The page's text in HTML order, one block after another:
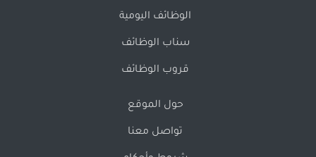
الوظائف اليومية
سناب الوظائف
قروب الوظائف
حول الموقع
تواصل معنا